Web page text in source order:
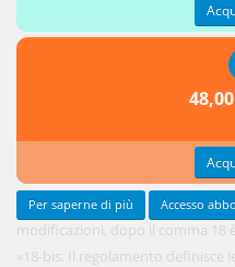
modificazioni, dopo il comma 18
«18-bis. Il regolamento
Per saperne di più Accesso